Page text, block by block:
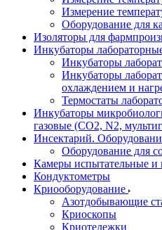
Измерение
Оборудование для
Изоляторы для
Инкубаторы
Инкубаторы
Инкубаторы
охлаждением и
Термостаты
Инкубаторы
газовые (CO2, N2,
Инсектарий.
Оборудование для
Камеры испытательные и
Кондуктометры
Криооборудование
Азотдобывающие
Криоскопы
Криотележки